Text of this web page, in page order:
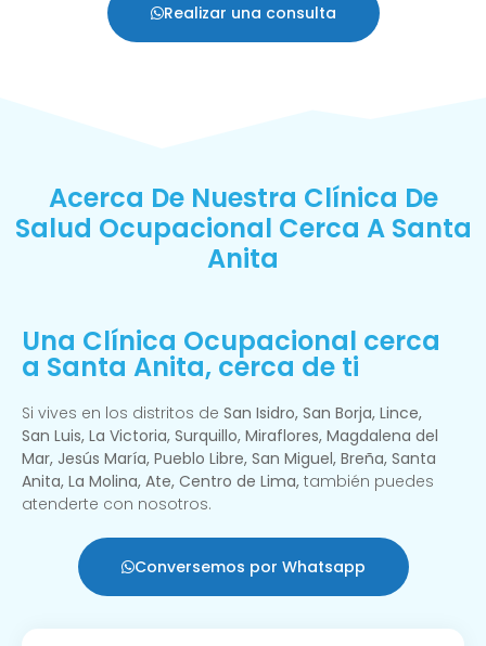
Realizar una consulta
Acerca De Nuestra Clínica De
Salud Ocupacional Cerca A Santa
Anita
Una Clínica Ocupacional cerca
a Santa Anita, cerca de ti
Si vives en los distritos de San Isidro, San Borja, Lince,
San Luis, La Victoria, Surquillo, Miraflores, Magdalena del
Mar, Jesús María, Pueblo Libre, San Miguel, Breña, Santa
Anita, La Molina, Ate, Centro de Lima, también puedes
atenderte con nosotros.
Conversemos por Whatsapp